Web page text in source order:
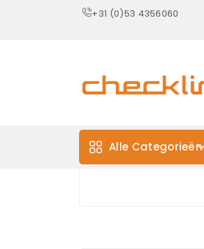
+31 (0)53 4356060
Alle Categorieën